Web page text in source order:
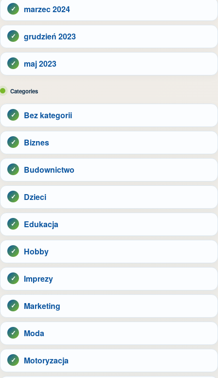
marzec 2024
grudzień 2023
maj 2023
Categories
Bez kategorii
Biznes
Budownictwo
Dzieci
Edukacja
Hobby
Imprezy
Marketing
Moda
Motoryzacja